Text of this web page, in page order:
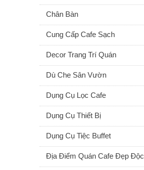
Chân Bàn
Cung Cấp Cafe Sạch
Decor Trang Trí Quán
Dù Che Sân Vườn
Dụng Cụ Lọc Cafe
Dụng Cụ Thiết Bị
Dụng Cụ Tiệc Buffet
Địa Điểm Quán Cafe Đẹp Độc